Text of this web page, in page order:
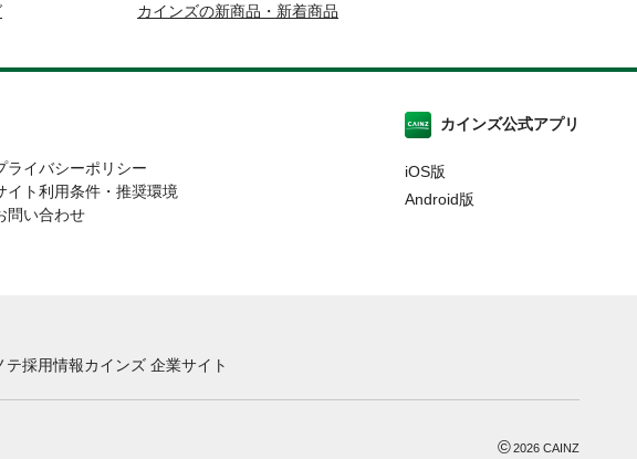
カインズの新商品・新着商品
ライバシーポリシー
イト利用条件・推奨環境
問い合わせ
カインズ公式アプリ
iOS版
Android版
テ採用情報カインズ 企業サイト
©2026 CAINZ